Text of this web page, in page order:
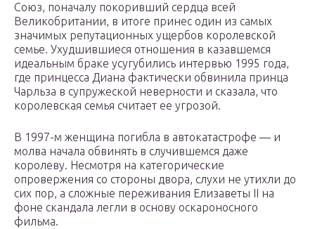
Союз, поначалу покоривший сердца всей
Великобритании, в итоге принес один из самых
значимых репутационных ущербов королевской
семье. Ухудшившиеся отношения в казавшемся
идеальным браке усугубились интервью 1995 года,
где принцесса Диана фактически обвинила принца
Чарльза в супружеской неверности и сказала, что
королевская семья считает ее угрозой.
В 1997-м женщина погибла в автокатастрофе — и
молва начала обвинять в случившемся даже
королеву. Несмотря на категорические
опровержения со стороны двора, слухи не утихли до
сих пор, а сложные переживания Елизаветы II на
фоне скандала легли в основу оскароносного
фильма.